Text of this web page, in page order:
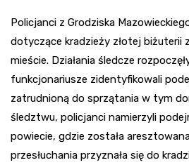
Policjanci z Grodziska
dotyczące kradzieży złotej biżuterii
mieście. Działania śledcze
funkcjonariusze zidentyfikowali
zatrudnioną do sprzątania w tym
śledztwu, policjanci namierzyli
powiecie, gdzie została
przesłuchania przyznała się do